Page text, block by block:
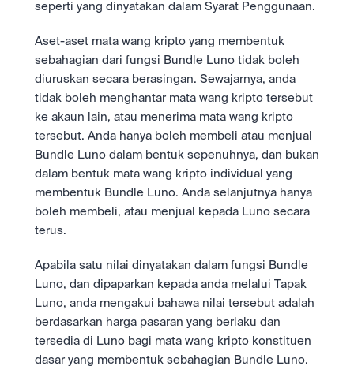
seperti yang dinyatakan dalam Syarat Penggunaan.
Aset-aset mata wang kripto yang membentuk
sebahagian dari fungsi Bundle Luno tidak boleh
diuruskan secara berasingan. Sewajarnya, anda
tidak boleh menghantar mata wang kripto tersebut
ke akaun lain, atau menerima mata wang kripto
tersebut. Anda hanya boleh membeli atau menjual
Bundle Luno dalam bentuk sepenuhnya, dan bukan
dalam bentuk mata wang kripto individual yang
membentuk Bundle Luno. Anda selanjutnya hanya
boleh membeli, atau menjual kepada Luno secara
terus.
Apabila satu nilai dinyatakan dalam fungsi Bundle
Luno, dan dipaparkan kepada anda melalui Tapak
Luno, anda mengakui bahawa nilai tersebut adalah
berdasarkan harga pasaran yang berlaku dan
tersedia di Luno bagi mata wang kripto konstituen
dasar yang membentuk sebahagian Bundle Luno.